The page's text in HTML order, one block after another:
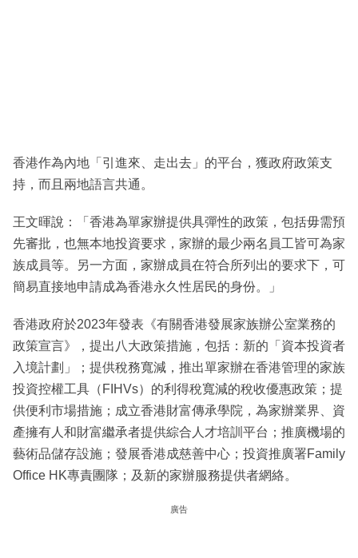
香港作為內地「引進來、走出去」的平台，獲政府政策支
持，而且兩地語言共通。
王文暉說：「香港為單家辦提供具彈性的政策，包括毋需預
先審批，也無本地投資要求，家辦的最少兩名員工皆可為家
族成員等。另一方面，家辦成員在符合所列出的要求下，可
簡易直接地申請成為香港永久性居民的身份。」
香港政府於2023年發表《有關香港發展家族辦公室業務的
政策宣言》，提出八大政策措施，包括：新的「資本投資者
入境計劃」；提供稅務寬減，推出單家辦在香港管理的家族
投資控權工具（FIHVs）的利得稅寬減的稅收優惠政策；提
供便利市場措施；成立香港財富傳承學院，為家辦業界、資
產擁有人和財富繼承者提供綜合人才培訓平台；推廣機場的
藝術品儲存設施；發展香港成慈善中心；投資推廣署Family
Office HK專責團隊；及新的家辦服務提供者網絡。
廣告